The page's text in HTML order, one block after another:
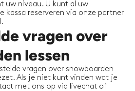
uw niveau. U kunt al uw
kassa reserveren via onze partner
vragen over
lessen
vragen over snowboarden
Als je niet kunt vinden wat je
met ons op via livechat of